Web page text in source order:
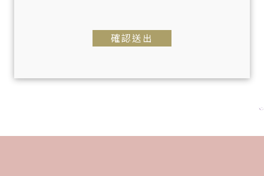
同意並接受本條款等增訂或修改內容之拘
陪同下詳閱、瞭解並同意本約定書之所有
確認送出